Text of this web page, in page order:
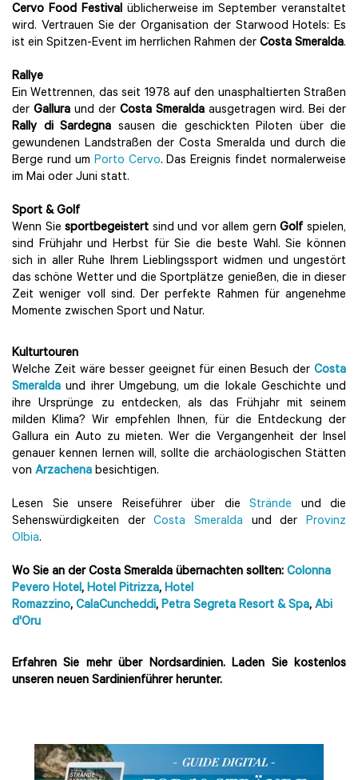
Cervo Food Festivalüblicherweise im September veranstaltet
wird. Vertrauen Sie der Organisation der Starwood Hotels: Es
ist ein Spitzen-Event im herrlichen Rahmen der Costa Smeralda.
Rallye
Ein Wettrennen, das seit 1978 auf den unasphaltierten Straßen
der Gallura und der Costa Smeralda ausgetragen wird. Bei der
Rally di Sardegna sausen die geschickten Piloten über die
gewundenen Landstraßen der Costa Smeralda und durch die
Berge rund um Porto Cervo. Das Ereignis findet normalerweise
im Mai oder Juni statt.
Sport & Golf
Wenn Siesportbegeistert sind und vor allem gernGolfspielen,
sind Frühjahr und Herbst für Sie die beste Wahl. Sie können
sich in aller Ruhe Ihrem Lieblingssport widmen und ungestört
das schöne Wetter und die Sportplätze genießen, die in dieser
Zeit weniger voll sind. Der perfekte Rahmen für angenehme
Momente zwischen Sport und Natur.
Kulturtouren
Welche Zeit wäre besser geeignet für einen Besuch der Costa
Smeraldaund ihrer Umgebung, um die lokale Geschichte und
ihre Ursprünge zu entdecken, als das Frühjahr mit seinem
milden Klima? Wir empfehlen Ihnen, für die Entdeckung der
Gallura ein Auto zu mieten. Wer die Vergangenheit der Insel
genauer kennen lernen will, sollte die archäologischen Stätten
von Arzachena besichtigen.
Lesen Sie unsere Reiseführer über die Strände und die
Sehenswürdigkeiten derCosta Smeralda und derProvinz
Olbia.
Wo Sie an der Costa Smeralda übernachten sollten: Colonna
Pevero Hotel, Hotel Pitrizza, Hotel
Romazzino, CalaCuncheddi, Petra Segreta Resort & Spa, Abi
d'Oru
Erfahren Sie mehr über Nordsardinien. Laden Sie kostenlos
unseren neuen Sardinienführer herunter.